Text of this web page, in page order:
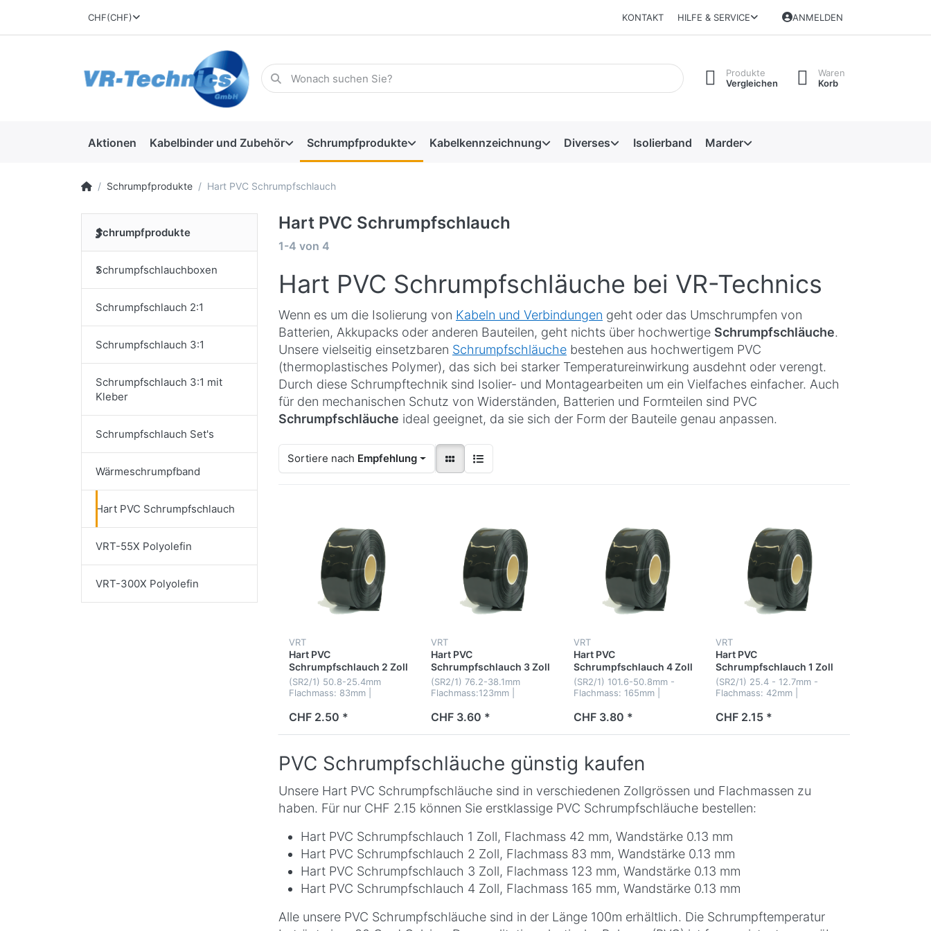
CHF(CHF) KONTAKT HILFE & SERVICE ANMELDEN
Produkte
Vergleichen
Waren
Korb
Aktionen Kabelbinder und Zubehör Schrumpfprodukte Kabelkennzeichnung Diverses Isolierband Marder
Schrumpfprodukte Hart PVC Schrumpfschlauch
Schrumpfprodukte
Schrumpfschlauchboxen
Schrumpfschlauch 2:1
Schrumpfschlauch 3:1
Schrumpfschlauch 3:1 mit
Kleber
Schrumpfschlauch Set's
Wärmeschrumpfband
Hart PVC Schrumpfschlauch
VRT-55X Polyolefin
VRT-300X Polyolefin
Hart PVC Schrumpfschlauch
1-4 von 4
Hart PVC Schrumpfschläuche bei VR-Technics
Wenn es um die Isolierung von Kabeln und Verbindungen geht oder das Umschrumpfen von
Batterien, Akkupacks oder anderen Bauteilen, geht nichts über hochwertige Schrumpfschläuche.
Unsere vielseitig einsetzbaren Schrumpfschläuche bestehen aus hochwertigem PVC
(thermoplastisches Polymer), das sich bei starker Temperatureinwirkung ausdehnt oder verengt.
Durch diese Schrumpftechnik sind Isolier- und Montagearbeiten um ein Vielfaches einfacher. Auch
für den mechanischen Schutz von Widerständen, Batterien und Formteilen sind PVC
Schrumpfschläuche ideal geeignet, da sie sich der Form der Bauteile genau anpassen.
Sortiere nach Empfehlung
VRT
Hart PVC
Schrumpfschlauch 2 Zoll
100m
(SR2/1) 50.8-25.4mm
Flachmass: 83mm |
CHF 2.50 *
VRT
Hart PVC
Schrumpfschlauch 3 Zoll
100m
(SR2/1) 76.2-38.1mm
Flachmass:123mm |
CHF 3.60 *
VRT
Hart PVC
Schrumpfschlauch 4 Zoll
100m
(SR2/1) 101.6-50.8mm -
Flachmass: 165mm |
CHF 3.80 *
VRT
Hart PVC
Schrumpfschlauch 1 Zoll
100m
(SR2/1) 25.4 - 12.7mm -
Flachmass: 42mm |
CHF 2.15 *
PVC Schrumpfschläuche günstig kaufen
Unsere Hart PVC Schrumpfschläuche sind in verschiedenen Zollgrössen und Flachmassen zu
haben. Für nur CHF 2.15 können Sie erstklassige PVC Schrumpfschläuche bestellen:
Hart PVC Schrumpfschlauch 1 Zoll, Flachmass 42 mm, Wandstärke 0.13 mm
Hart PVC Schrumpfschlauch 2 Zoll, Flachmass 83 mm, Wandstärke 0.13 mm
Hart PVC Schrumpfschlauch 3 Zoll, Flachmass 123 mm, Wandstärke 0.13 mm
Hart PVC Schrumpfschlauch 4 Zoll, Flachmass 165 mm, Wandstärke 0.13 mm
Alle unsere PVC Schrumpfschläuche sind in der Länge 100m erhältlich. Die Schrumpftemperatur